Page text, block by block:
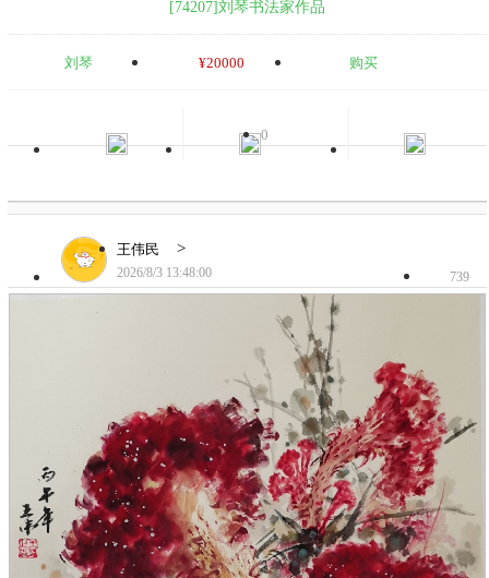
[74207]刘琴书法家作品
刘琴 ¥20000 购买
0
王伟民 >
2026/8/3 13:48:00 739